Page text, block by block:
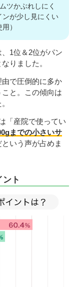
ツかぶれしにく
ンが少し見にくい
）
1位＆2位がパン
りました。
で圧倒的に多か
こと。この傾向は
「産院で使ってい
までの小さいサ
いう声が占めま
ント